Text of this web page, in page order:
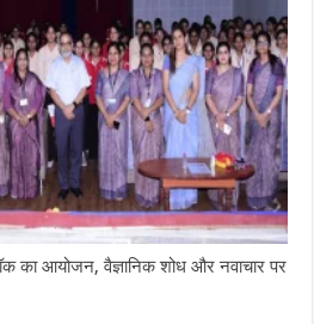
का आयोजन, वैज्ञानिक शोध और नवाचार पर